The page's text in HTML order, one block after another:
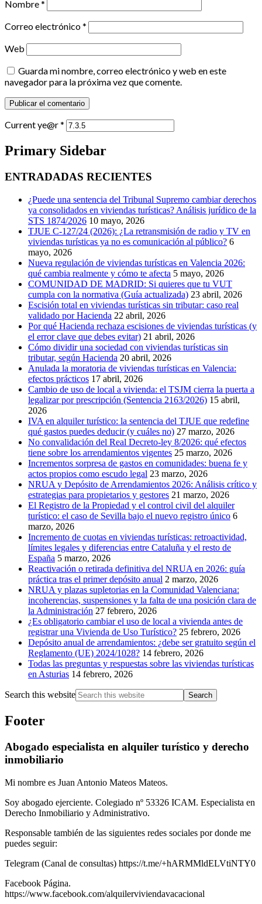
Nombre*
Correo electrónico*
Web
Guarda mi nombre, correo electrónico y web en este
navegador para la próxima vez que comente.
Current ye@r*
Primary Sidebar
ENTRADADAS RECIENTES
¿Puede una sentencia del Tribunal Supremo cambiar derechos
ya consolidados en viviendas turísticas? Análisis jurídico de la
STS 1874/2026 10 mayo, 2026
TJUE C-127/24 (2026): ¿La retransmisión de radio y TV en
viviendas turísticas ya no es comunicación al público? 6
mayo, 2026
Nueva regulación de viviendas turísticas en Valencia 2026:
qué cambia realmente y cómo te afecta 5 mayo, 2026
COMUNIDAD DE MADRID: Si quieres que tu VUT
cumpla con la normativa (Guía actualizada) 23 abril, 2026
Escisión total en viviendas turísticas sin tributar: caso real
validado por Hacienda 22 abril, 2026
Por qué Hacienda rechaza escisiones de viviendas turísticas (y
el error clave que debes evitar) 21 abril, 2026
Cómo dividir una sociedad con viviendas turísticas sin
tributar, según Hacienda 20 abril, 2026
Anulada la moratoria de viviendas turísticas en Valencia:
efectos prácticos 17 abril, 2026
Cambio de uso de local a vivienda: el TSJM cierra la puerta a
legalizar por prescripción (Sentencia 2163/2026) 15 abril,
2026
IVA en alquiler turístico: la sentencia del TJUE que redefine
qué gastos puedes deducir (y cuáles no) 27 marzo, 2026
No convalidación del Real Decreto-ley 8/2026: qué efectos
tiene sobre los arrendamientos vigentes 25 marzo, 2026
Incrementos sorpresa de gastos en comunidades: buena fe y
actos propios como escudo legal 23 marzo, 2026
NRUA y Depósito de Arrendamientos 2026: Análisis crítico y
estrategias para propietarios y gestores 21 marzo, 2026
El Registro de la Propiedad y el control civil del alquiler
turístico: el caso de Sevilla bajo el nuevo registro único 6
marzo, 2026
Incremento de cuotas en viviendas turísticas: retroactividad,
límites legales y diferencias entre Cataluña y el resto de
España 5 marzo, 2026
Reactivación o retirada definitiva del NRUA en 2026: guía
práctica tras el primer depósito anual 2 marzo, 2026
NRUA y plazas supletorias en la Comunidad Valenciana:
incoherencias, suspensiones y la falta de una posición clara de
la Administración 27 febrero, 2026
¿Es obligatorio cambiar el uso de local a vivienda antes de
registrar una Vivienda de Uso Turístico? 25 febrero, 2026
Depósito anual de arrendamientos: ¿debe ser gratuito según el
Reglamento (UE) 2024/1028? 14 febrero, 2026
Todas las preguntas y respuestas sobre las viviendas turísticas
en Asturias 14 febrero, 2026
Search this website
Footer
Abogado especialista en alquiler turístico y derecho
inmobiliario
Mi nombre es Juan Antonio Mateos Mateos.
Soy abogado ejerciente. Colegiado nº 53326 ICAM. Especialista en
Derecho Inmobiliario y Administrativo.
Responsable también de las siguientes redes sociales por donde me
puedes seguir:
Telegram (Canal de consultas) https://t.me/+hARMMldELVtiNTY0
Facebook Página.
https://www.facebook.com/alquilerviviendavacacional